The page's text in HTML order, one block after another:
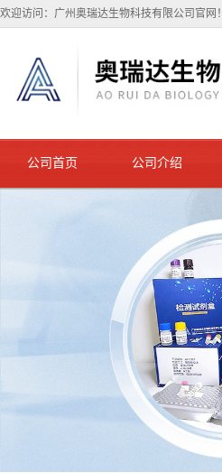
欢迎访问：广州奥瑞达生物科技有限公司官网！
公司首页 公司介绍